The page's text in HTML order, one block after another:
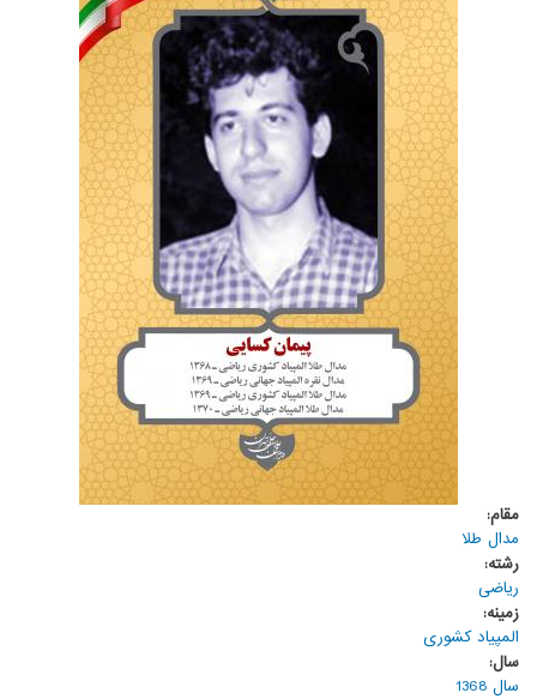
مقام:
مدال طلا
رشته:
ریاضی
زمینه:
المپیاد کشوری
سال:
سال 1368